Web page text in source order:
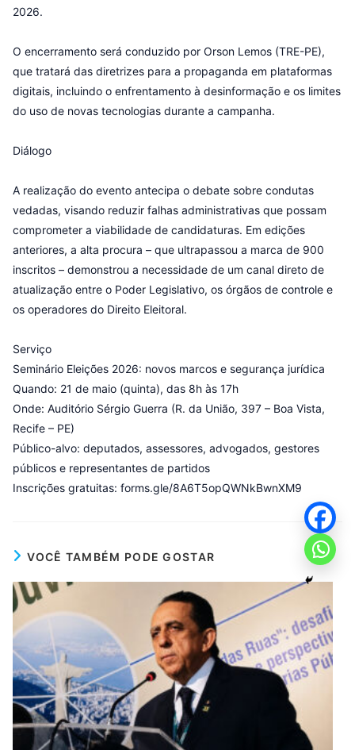
2026.
O encerramento será conduzido por Orson Lemos (TRE-PE),
que tratará das diretrizes para a propaganda em plataformas
digitais, incluindo o enfrentamento à desinformação e os limites
do uso de novas tecnologias durante a campanha.
Diálogo
A realização do evento antecipa o debate sobre condutas
vedadas, visando reduzir falhas administrativas que possam
comprometer a viabilidade de candidaturas. Em edições
anteriores, a alta procura – que ultrapassou a marca de 900
inscritos – demonstrou a necessidade de um canal direto de
atualização entre o Poder Legislativo, os órgãos de controle e
os operadores do Direito Eleitoral.
Serviço
Seminário Eleições 2026: novos marcos e segurança jurídica
Quando: 21 de maio (quinta), das 8h às 17h
Onde: Auditório Sérgio Guerra (R. da União, 397 – Boa Vista,
Recife – PE)
Público-alvo: deputados, assessores, advogados, gestores
públicos e representantes de partidos
Inscrições gratuitas: forms.gle/8A6T5opQWNkBwnXM9
VOCÊ TAMBÉM PODE GOSTAR